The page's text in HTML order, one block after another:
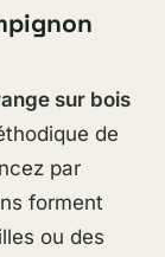
sur bois
de
par
forment
ou des